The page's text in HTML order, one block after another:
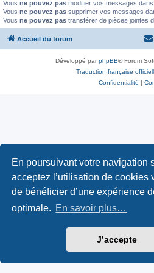
En poursuivant votre navigation
acceptez l’utilisation de cookies
de bénéficier d’une expérience
optimale. En savoir plus…
J’accepte
Vous ne pouvez pas modifier vos messages
Vous ne pouvez pas supprimer vos messages
Vous ne pouvez pas transférer de pièces jointes
Accueil du forum
Développé parphpBB® Forum
Traduction française
Confidentialité |